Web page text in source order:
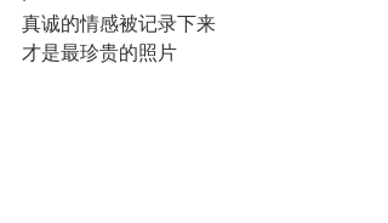
真诚的情感被记录下来
才是最珍贵的照片